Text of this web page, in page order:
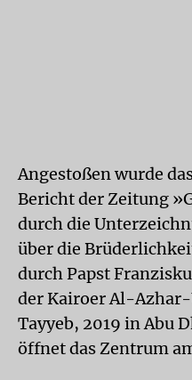
Angestoßen wurde
Bericht der Zeitung
durch die
über die
durch Papst
der Kairoer Al-
Tayyeb, 2019 in Abu
öffnet das Zentrum